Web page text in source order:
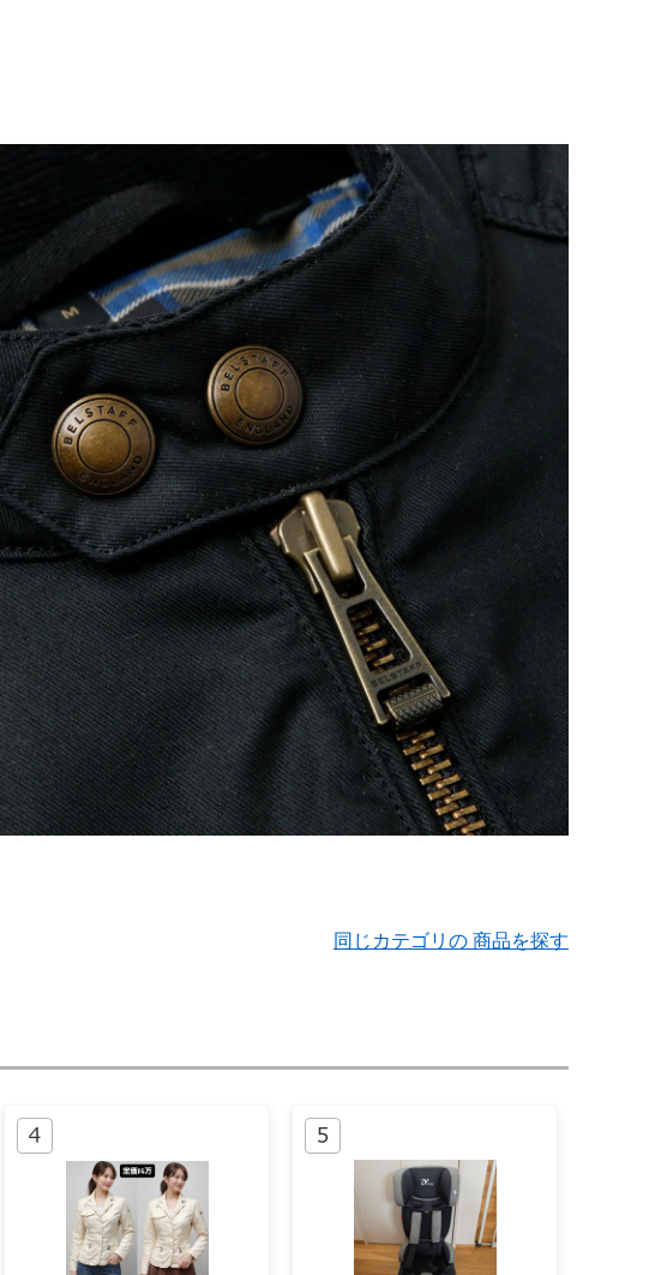
同じカテゴリの 商品を探す